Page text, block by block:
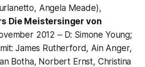
Angela Meade),
Die Meistersinger von
2012 – D: Simone Young;
mit: James Rutherford, Ain Anger,
Botha, Norbert Ernst, Christina